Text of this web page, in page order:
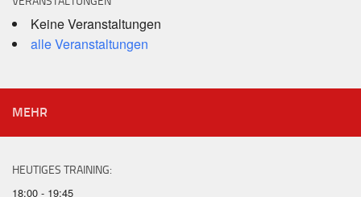
Keine Veranstaltungen
alle Veranstaltungen
MEHR
HEUTIGES TRAINING:
18:00 - 19:45